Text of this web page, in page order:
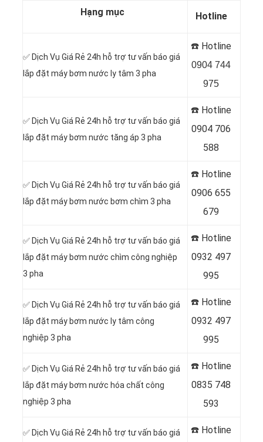
Hạng mục Hotline
✅ Dịch Vụ Giá Rẻ 24h hỗ trợ tư vấn báo giá
lắp đặt máy bơm nước ly tâm 3 pha
☎️ Hotline
0904 744
975
✅ Dịch Vụ Giá Rẻ 24h hỗ trợ tư vấn báo giá
lắp đặt máy bơm nước tăng áp 3 pha
☎️ Hotline
0904 706
588
✅ Dịch Vụ Giá Rẻ 24h hỗ trợ tư vấn báo giá
lắp đặt máy bơm nước bơm chìm 3 pha
☎️ Hotline
0906 655
679
✅ Dịch Vụ Giá Rẻ 24h hỗ trợ tư vấn báo giá
lắp đặt máy bơm nước chìm công nghiệp
3 pha
☎️ Hotline
0932 497
995
✅ Dịch Vụ Giá Rẻ 24h hỗ trợ tư vấn báo giá
lắp đặt máy bơm nước ly tâm công
nghiệp 3 pha
☎️ Hotline
0932 497
995
✅ Dịch Vụ Giá Rẻ 24h hỗ trợ tư vấn báo giá
lắp đặt máy bơm nước hóa chất công
nghiệp 3 pha
☎️ Hotline
0835 748
593
✅ Dịch Vụ Giá Rẻ 24h hỗ trợ tư vấn báo giá
☎️ Hotline